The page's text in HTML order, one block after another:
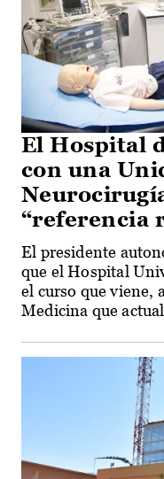
El Hospital
con una
“referencia
El presidente
que el Hospital
el curso que viene,
Medicina que